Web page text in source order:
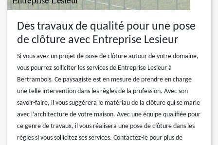
Des travaux de qualité pour une pose
de clôture avec Entreprise Lesieur
Si vous avez un projet de pose de clôture autour de votre domaine,
vous pourrez solliciter les services de Entreprise Lesieur à
Bertrambois. Ce paysagiste est en mesure de prendre en charge
une telle intervention dans les règles de la profession. Avec son
savoir-faire, il vous suggèrera le matériau de la clôture qui se marie
avec l’architecture de votre maison. Avec une équipe qualifiée pour
ce genre de travaux, il vous réalisera une pose de clôture dans les
règles si vous sollicitez ses services. Contactez-le pour plus de